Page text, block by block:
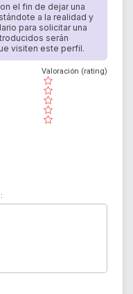
el fin de dejar una
a la realidad y
para solicitar una
serán
visiten este perfil.
( )
( )
( )
( )
( )
Valoración (rating)